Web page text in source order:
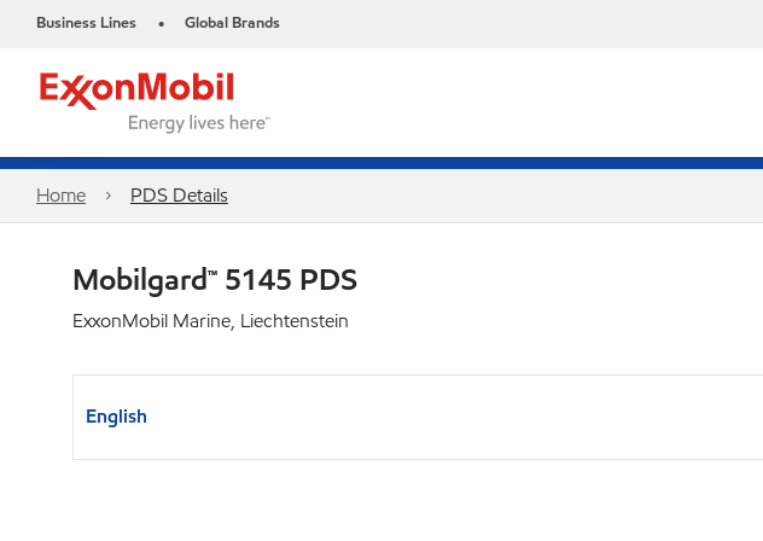
Business Lines • Global Brands
Home PDS Details
Mobilgard™ 5145 PDS
ExxonMobil Marine, Liechtenstein
English